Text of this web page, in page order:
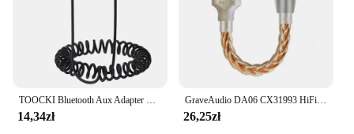
TOOCKI Bluetooth Aux Adapter USB do 3.5mm Jack samochodowy sprzęt Audio Mic muzyczny Bluetooth 5.1 zestaw głośnomówiący do nadajnika samochodowy Bluetooth
14,34zł
GraveAudio DA06 CX31993 HiFi USB DAC typu C do wzmacniacza słuchawkowego 3,5 mm dekoder audio IEM AMP adapter do telefonu komórkowego
26,25zł